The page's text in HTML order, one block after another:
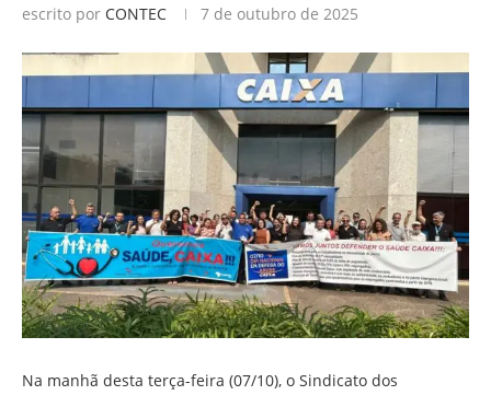
escrito por CONTEC 7 de outubro de 2025
Na manhã desta terça-feira (07/10), o Sindicato dos